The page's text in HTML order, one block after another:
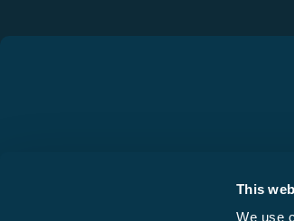
This
We use